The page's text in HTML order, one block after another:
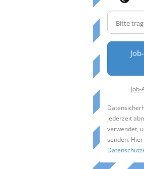
jederzeit
verwendet,
senden.